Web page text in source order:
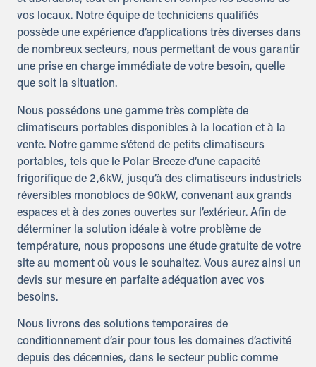
vos locaux. Notre équipe de techniciens qualifiés
possède une expérience d’applications très diverses dans
de nombreux secteurs, nous permettant de vous garantir
une prise en charge immédiate de votre besoin, quelle
que soit la situation.
Nous possédons une gamme très complète de
climatiseurs portables disponibles à la location et à la
vente. Notre gamme s’étend de petits climatiseurs
portables, tels que le Polar Breeze d’une capacité
frigorifique de 2,6kW, jusqu’à des climatiseurs industriels
réversibles monoblocs de 90kW, convenant aux grands
espaces et à des zones ouvertes sur l’extérieur. Afin de
déterminer la solution idéale à votre problème de
température, nous proposons une étude gratuite de votre
site au moment où vous le souhaitez. Vous aurez ainsi un
devis sur mesure en parfaite adéquation avec vos
besoins.
Nous livrons des solutions temporaires de
conditionnement d’air pour tous les domaines d’activité
depuis des décennies, dans le secteur public comme